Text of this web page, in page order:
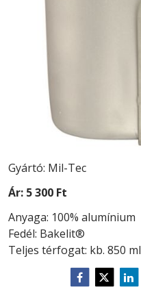
Gyártó: Mil-Tec
Ár: 5 300 Ft
Anyaga: 100% alumínium
Fedél: Bakelit®
Teljes térfogat: kb. 850 ml